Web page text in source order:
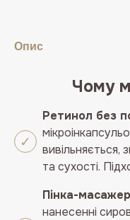
пакування)
Опис
Чому
Ретинол без
вивільняється,
та сухості.
Пінка-
нанесенні